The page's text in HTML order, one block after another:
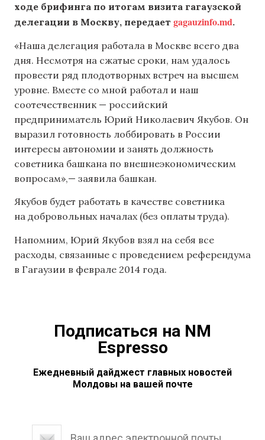
ходе брифинга по итогам визита гагаузской
делегации в Москву, передает gagauzinfo.md.
«Наша делегация работала в Москве всего два
дня. Несмотря на сжатые сроки, нам удалось
провести ряд плодотворных встреч на высшем
уровне. Вместе со мной работал и наш
соотечественник — российский
предприниматель Юрий Николаевич Якубов. Он
выразил готовность лоббировать в России
интересы автономии и занять должность
советника башкана по внешнеэкономическим
вопросам»,— заявила башкан.
Якубов будет работать в качестве советника
на добровольных началах (без оплаты труда).
Напомним, Юрий Якубов взял на себя все
расходы, связанные с проведением референдума
в Гагаузии в феврале 2014 года.
Подписаться на NM
Espresso
Ежедневный дайджест главных новостей
Молдовы на вашей почте